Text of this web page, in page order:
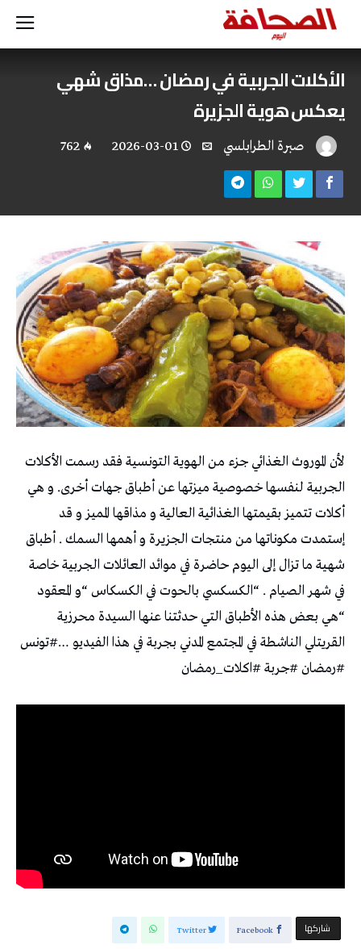
الأكلات الجربية في رمضان …مذاق شهي
يعكس هوية الجزيرة
صبرة الطرابلسي 2026-03-01
762
لأن الموروث الغذائي جزء من الهوية التونسية فقد رسمت الأكلات
الجربية لنفسها خصوصية ميزتها عن أطباق جهات أخرى. و هي
أكلات تتميز بقيمتها الغذائية العالية و مذاقها المميز و قد
إستمدت مكوناتها من منتجات الجزيرة و أهمها السمك . أطباق
شهية ما تزال إلى اليوم حاضرة في موائد العائلات الجربية خاصة
في شهر الصيام . “الكسكسي بالحوت في الكسكاس “و المعقود
“هي بعض هذه الأطباق التي حدثتنا عنها السيدة محرزية
القريتلي الناشطة في المجتمع المدني بجربة في هذا الفيديو …#تونس
#رمضان #جربة #اكلات_رمضان
‫‫ شاركها‬ Facebook
Twitter